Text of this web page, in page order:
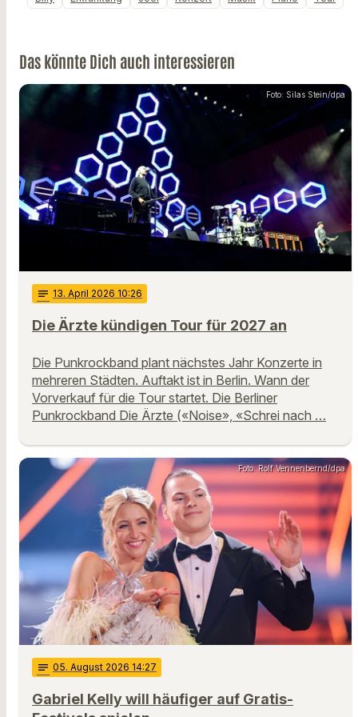
Das könnte Dich auch interessieren
Foto: Silas Stein/dpa
notes 13. April 2026 10:26
Die Ärzte kündigen Tour für 2027 an
Die Punkrockband plant nächstes Jahr Konzerte in
mehreren Städten. Auftakt ist in Berlin. Wann der
Vorverkauf für die Tour startet. Die Berliner
Punkrockband Die Ärzte («Noise», «Schrei nach …
Foto: Rolf Vennenbernd/dpa
notes 05. August 2026 14:27
Gabriel Kelly will häufiger auf Gratis-